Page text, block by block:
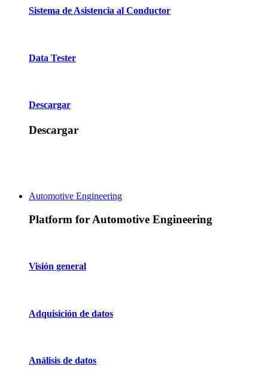
Sistema de Asistencia al Conductor
Data Tester
Descargar
Descargar
Automotive Engineering
Platform for Automotive Engineering
Visión general
Adquisición de datos
Análisis de datos